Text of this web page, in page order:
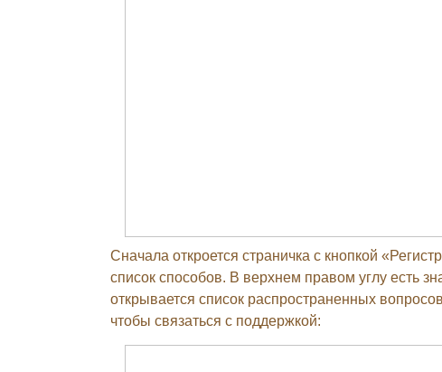
Сначала откроется страничка с кнопкой
список способов. В верхнем правом углу есть
открывается список распространенных
чтобы связаться с поддержкой: